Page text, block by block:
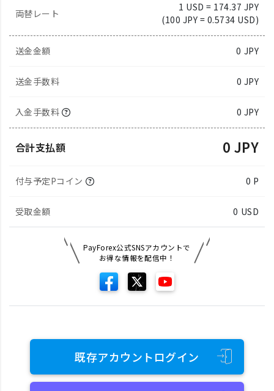
両替レート
1 USD = 174.37 JPY
(100 JPY = 0.5734 USD)
送金金額 0 JPY
送金手数料 0 JPY
入金手数料 0 JPY
合計支払額 0 JPY
付与予定Pコイン 0 P
受取金額 0 USD
PayForex公式SNSアカウントで
お得な情報を配信中！
既存アカウントログイン